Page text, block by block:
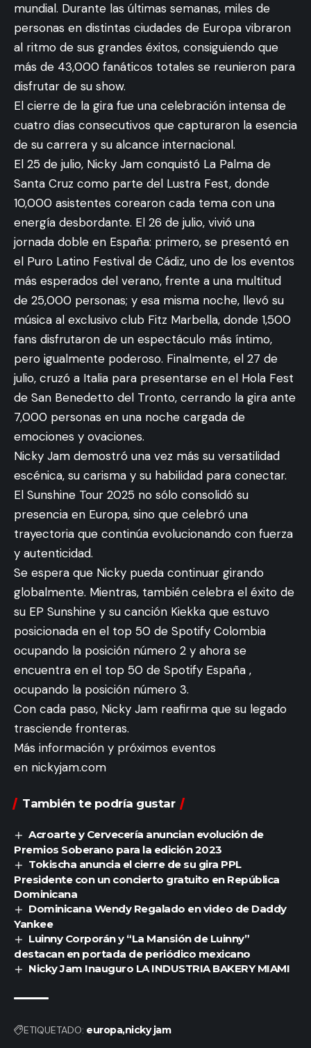
mundial. Durante las últimas semanas, miles de
personas en distintas ciudades de Europa vibraron
al ritmo de sus grandes éxitos, consiguiendo que
más de 43,000 fanáticos totales se reunieron para
disfrutar de su show.
El cierre de la gira fue una celebración intensa de
cuatro días consecutivos que capturaron la esencia
de su carrera y su alcance internacional.
El 25 de julio, Nicky Jam conquistó La Palma de
Santa Cruz como parte del Lustra Fest, donde
10,000 asistentes corearon cada tema con una
energía desbordante. El 26 de julio, vivió una
jornada doble en España: primero, se presentó en
el Puro Latino Festival de Cádiz, uno de los eventos
más esperados del verano, frente a una multitud
de 25,000 personas; y esa misma noche, llevó su
música al exclusivo club Fitz Marbella, donde 1,500
fans disfrutaron de un espectáculo más íntimo,
pero igualmente poderoso. Finalmente, el 27 de
julio, cruzó a Italia para presentarse en el Hola Fest
de San Benedetto del Tronto, cerrando la gira ante
7,000 personas en una noche cargada de
emociones y ovaciones.
Nicky Jam demostró una vez más su versatilidad
escénica, su carisma y su habilidad para conectar.
El Sunshine Tour 2025 no sólo consolidó su
presencia en Europa, sino que celebró una
trayectoria que continúa evolucionando con fuerza
y autenticidad.
Se espera que Nicky pueda continuar girando
globalmente. Mientras, también celebra el éxito de
su EP Sunshine y su canción Kiekka que estuvo
posicionada en el top 50 de Spotify Colombia
ocupando la posición número 2 y ahora se
encuentra en el top 50 de Spotify España ,
ocupando la posición número 3.
Con cada paso, Nicky Jam reafirma que su legado
trasciende fronteras.
Más información y próximos eventos
en nickyjam.com
También te podría gustar
Acroarte y Cervecería anuncian evolución de
Premios Soberano para la edición 2023
Tokischa anuncia el cierre de su gira PPL
Presidente con un concierto gratuito en República
Dominicana
Dominicana Wendy Regalado en video de Daddy
Yankee
Luinny Corporán y “La Mansión de Luinny”
destacan en portada de periódico mexicano
Nicky Jam Inauguro LA INDUSTRIA BAKERY MIAMI
ETIQUETADO: europanicky jam